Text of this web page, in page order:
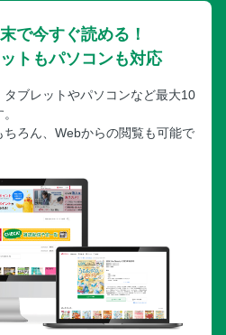
で今すぐ読める！
トもパソコンも対応
ブレットやパソコンなど最大10
ろん、Webからの閲覧も可能で